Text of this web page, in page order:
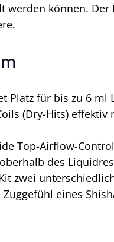
werden können.
Platz für bis zu 6
(Dry-Hits)
Top-Airflow-
des
zwei
eines